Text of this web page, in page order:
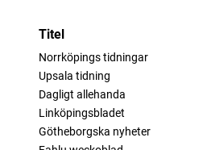
Titel
Norrköpings tidningar
träffar
Upsala tidning
träffar
Dagligt allehanda
träffar
Linköpingsbladet
träffar
Götheborgska nyheter
träffar